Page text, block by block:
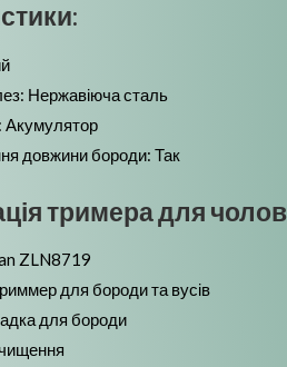
Нержавіюча сталь
довжини бороди: Так
тримера для
ZLN8719
для бороди та вусів
для бороди